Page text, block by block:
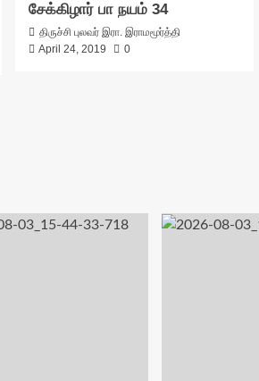
சேக்கிழார் பா நயம் 34
திருச்சி புலவர் இரா. இராமமூர்த்தி
April 24, 2019
0